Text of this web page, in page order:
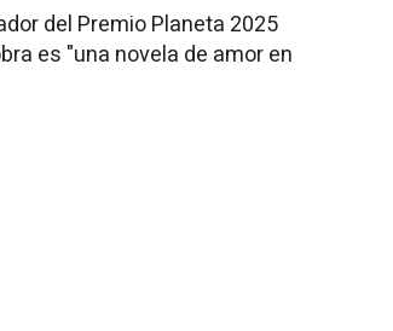
del Premio Planeta 2025
es "una novela de amor en